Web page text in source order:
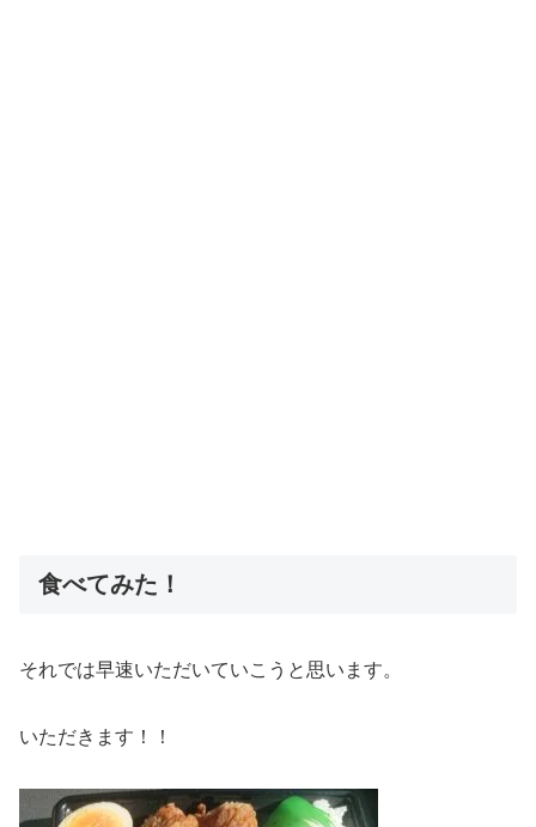
食べてみた！
それでは早速いただいていこうと思います。
いただきます！！